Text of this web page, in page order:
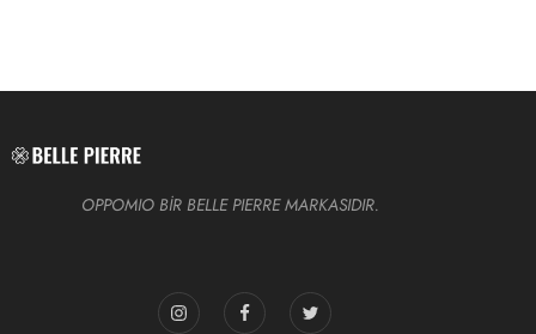
OPPOMIO BİR BELLE PIERRE MARKASIDIR.